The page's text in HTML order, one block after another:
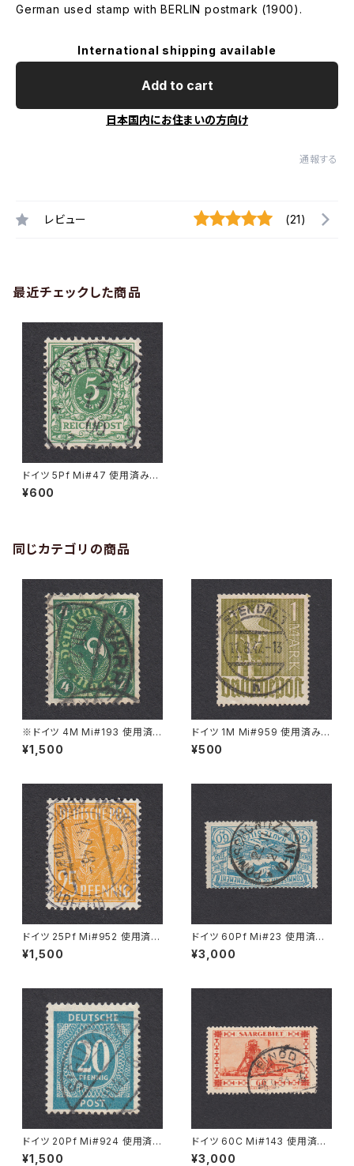
German used stamp with BERLIN postmark (1900).
International shipping available
Add to cart
日本国内にお住まいの方向け
通報する
レビュー (21)
最近チェックした商品
ドイツ 5Pf Mi#47 使用済み切
手｜BERLIN 1.1.1900
¥600
同じカテゴリの商品
※ドイツ 4M Mi#193 使用済
み切手｜VARREL 30.11.1922
¥1,500
ドイツ 1M Mi#959 使用済み切
手｜STENDAL 11.8.1947
¥500
ドイツ 25Pf Mi#952 使用済み
切手｜MERKERSHAUSEN 14.
2.1948
¥1,500
ドイツ 60Pf Mi#23 使用済み
切手｜PONISCHOWITZ 22.1
1.1921
¥3,000
ドイツ 20Pf Mi#924 使用済み
切手｜SIGLINGEN 7.11.1947
¥1,500
ドイツ 60C Mi#143 使用済み
切手｜EINÖD 8.9.1934
¥3,000